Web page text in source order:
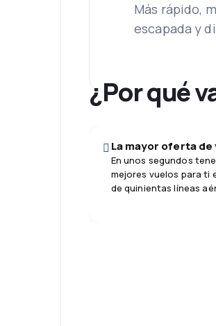
Más rápido,
escapada y
¿Por qué
La mayor oferta de
En unos segundos
mejores vuelos para ti
de quinientas líneas